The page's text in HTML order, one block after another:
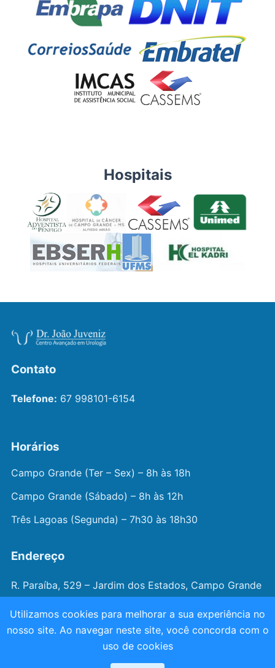
Hospitais
Contato
Telefone: 67 998101-6154
Horários
Campo Grande (Ter – Sex) – 8h às 18h
Campo Grande (Sábado) – 8h às 12h
Três Lagoas (Segunda) – 7h30 às 18h30
Endereço
R. Paraíba, 529 – Jardim dos Estados, Campo Grande
– MS
© 2026 — Dr. João Juveniz . Todos os direitos
Utilizamos cookies para melhorar a sua experiência no
nosso site. Ao navegar neste site, você concorda com o
uso de cookies